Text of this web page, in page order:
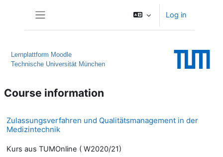
Log in
Lernplattform Moodle
Technische Universität München
Course information
Zulassungsverfahren und Qualitätsmanagement in der
Medizintechnik
Kurs aus TUMOnline ( W2020/21)